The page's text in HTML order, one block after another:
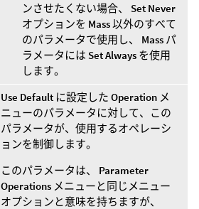
ンさせたくない場合、 Set Never
オプションを Mass以外のすべて
のパラメータで使用し、 Mass パ
ラメータには Set Always を使用
します。
Use Default に設定した Operation メ
ニューのパラメータに対して、この
パラメータが、使用するオペレーシ
ョンを制御します。
このパラメータは、 Parameter
Operations メニューと同じメニュー
オプションと意味を持ちますが、